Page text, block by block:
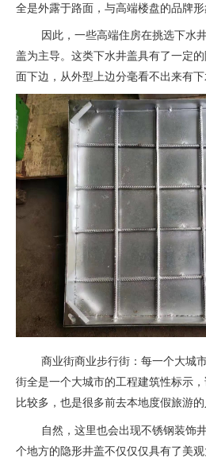
全是外露于路面，与高端楼盘的品牌形
因此，一些高端住房在挑选下水
盖为主导。这类下水井盖具有了一定
面下边，从外型上边分毫看不出来有下
商业街商业步行街：每一个大城
街全是一个大城市的工程建筑性标示
比较多，也是很多前去本地度假旅游的
自然，这里也会出现不锈钢装饰
个地方的隐形井盖不仅仅仅具有了美